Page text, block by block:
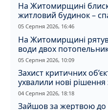
На Житомирщині
житловий будинок –
05 Серпня 2026, 16:46
На Житомирщині
води двох
05 Серпня 2026, 10:09
Захист критичних
ухвалили нові рішення
04 Серпня 2026, 18:18
Зайшов за жертвою до